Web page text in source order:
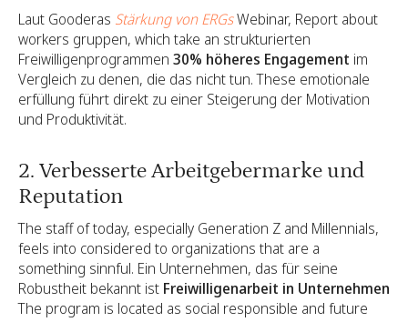
Laut Gooderas Stärkung von ERGsWebinar, Report about
workers gruppen, which take an strukturierten
Freiwilligenprogrammen 30% höheres Engagement im
Vergleich zu denen, die das nicht tun. These emotionale
erfüllung führt direkt zu einer Steigerung der Motivation
und Produktivität.
2. Verbesserte Arbeitgebermarke und
Reputation
The staff of today, especially Generation Z and Millennials,
feels into considered to organizations that are a
something sinnful. Ein Unternehmen, das für seine
Robustheit bekannt ist Freiwilligenarbeit in Unternehmen
The program is located as social responsible and future